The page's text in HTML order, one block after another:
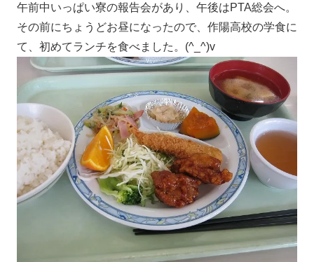
午前中いっぱい寮の報告会があり、午後はPTA総会へ。
その前にちょうどお昼になったので、作陽高校の学食に
て、初めてランチを食べました。(^_^)v